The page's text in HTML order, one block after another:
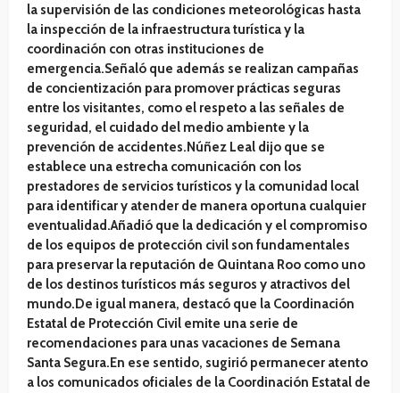
la supervisión de las condiciones meteorológicas hasta
la inspección de la infraestructura turística y la
coordinación con otras instituciones de
emergencia.Señaló que además se realizan campañas
de concientización para promover prácticas seguras
entre los visitantes, como el respeto a las señales de
seguridad, el cuidado del medio ambiente y la
prevención de accidentes.Núñez Leal dijo que se
establece una estrecha comunicación con los
prestadores de servicios turísticos y la comunidad local
para identificar y atender de manera oportuna cualquier
eventualidad.Añadió que la dedicación y el compromiso
de los equipos de protección civil son fundamentales
para preservar la reputación de Quintana Roo como uno
de los destinos turísticos más seguros y atractivos del
mundo.De igual manera, destacó que la Coordinación
Estatal de Protección Civil emite una serie de
recomendaciones para unas vacaciones de Semana
Santa Segura.En ese sentido, sugirió permanecer atento
a los comunicados oficiales de la Coordinación Estatal de